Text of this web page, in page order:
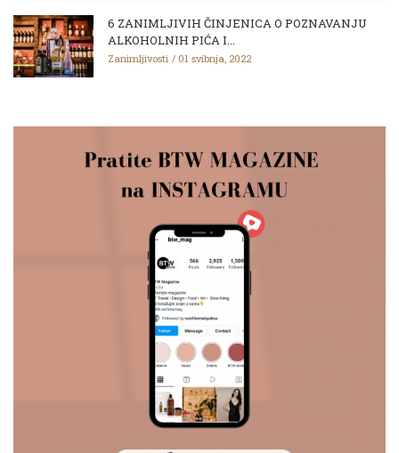
6 ZANIMLJIVIH ČINJENICA O POZNAVANJU
ALKOHOLNIH PIĆA I...
Zanimljivosti 01 svibnja, 2022